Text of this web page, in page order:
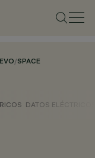
/SPACE
DATOS